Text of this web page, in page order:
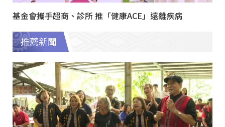
基金會攜手超商、診所 推「健康ACE」遠離疾病
推薦新聞